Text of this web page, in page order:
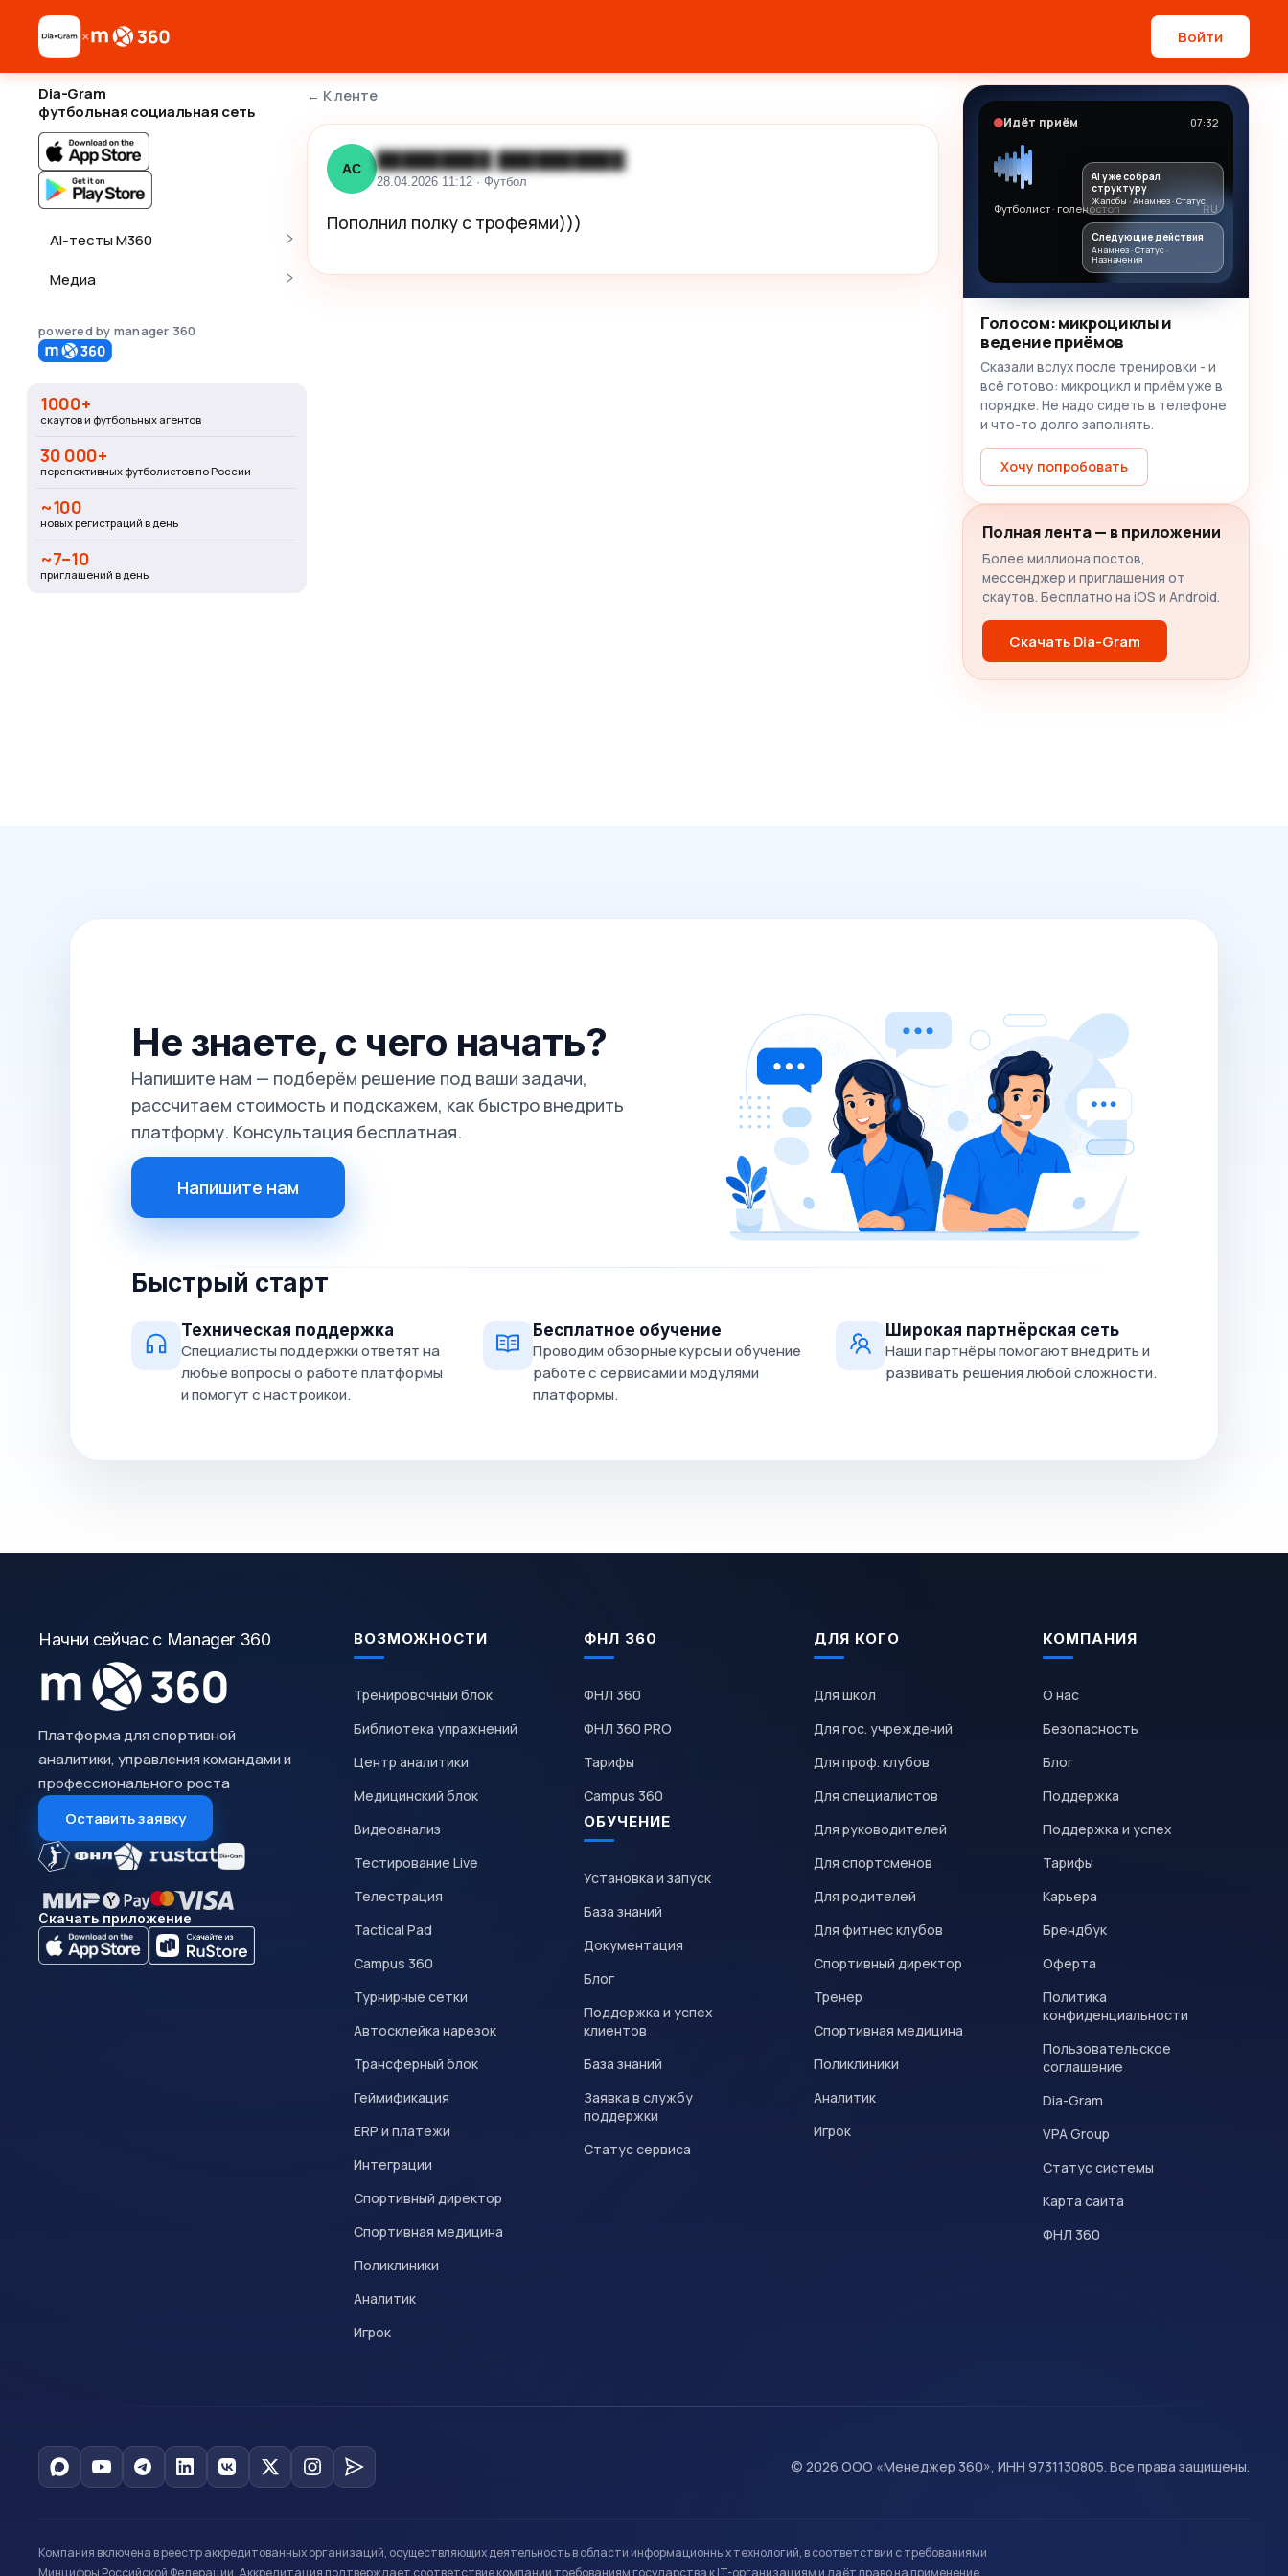
× Войти
Dia-Gram
футбольная социальная сеть
AI-тесты M360
Медиа
powered by manager 360
1000+
скаутов и футбольных агентов
30 000+
перспективных футболистов по России
~100
новых регистраций в день
~7–10
приглашений в день
← К ленте
АС █████████ ██████████
28.04.2026 11:12 · Футбол
Пополнил полку с трофеями)))
Идёт приём 07:32
Футболист · голеностоп RU
AI уже собрал
структуру
Жалобы · Анамнез · Статус
Следующие действия
Анамнез · Статус ·
Назначения
Голосом: микроциклы и
ведение приёмов
Сказали вслух после тренировки - и
всё готово: микроцикл и приём уже в
порядке. Не надо сидеть в телефоне
и что-то долго заполнять.
Хочу попробовать
Полная лента — в приложении
Более миллиона постов,
мессенджер и приглашения от
скаутов. Бесплатно на iOS и Android.
Скачать Dia-Gram
Не знаете, с чего начать?
Напишите нам — подберём решение под ваши задачи,
рассчитаем стоимость и подскажем, как быстро внедрить
платформу. Консультация бесплатная.
Напишите нам
Быстрый старт
Техническая поддержка
Специалисты поддержки ответят на
любые вопросы о работе платформы
и помогут с настройкой.
Бесплатное обучение
Проводим обзорные курсы и обучение
работе с сервисами и модулями
платформы.
Широкая партнёрская сеть
Наши партнёры помогают внедрить и
развивать решения любой сложности.
Начни сейчас с Manager 360
Платформа для спортивной
аналитики, управления командами и
профессионального роста
Оставить заявку
Скачать приложение
ВОЗМОЖНОСТИ
Тренировочный блок
Библиотека упражнений
Центр аналитики
Медицинский блок
Видеоанализ
Тестирование Live
Телестрация
Tactical Pad
Campus 360
Турнирные сетки
Автосклейка нарезок
Трансферный блок
Геймификация
ERP и платежи
Интеграции
Спортивный директор
Спортивная медицина
Поликлиники
Аналитик
Игрок
ФНЛ 360
ФНЛ 360
ФНЛ 360 PRO
Тарифы
Campus 360
ОБУЧЕНИЕ
Установка и запуск
База знаний
Документация
Блог
Поддержка и успех
клиентов
База знаний
Заявка в службу
поддержки
Статус сервиса
ДЛЯ КОГО
Для школ
Для гос. учреждений
Для проф. клубов
Для специалистов
Для руководителей
Для спортсменов
Для родителей
Для фитнес клубов
Спортивный директор
Тренер
Спортивная медицина
Поликлиники
Аналитик
Игрок
КОМПАНИЯ
О нас
Безопасность
Блог
Поддержка
Поддержка и успех
Тарифы
Карьера
Брендбук
Оферта
Политика
конфиденциальности
Пользовательское
соглашение
Dia-Gram
VPA Group
Статус системы
Карта сайта
ФНЛ 360
© 2026 ООО «Менеджер 360», ИНН 9731130805. Все права защищены.
Компания включена в реестр аккредитованных организаций, осуществляющих деятельность в области информационных технологий, в соответствии с требованиями
Минцифры Российской Федерации. Аккредитация подтверждает соответствие компании требованиям государства к IT-организациям и даёт право на применение